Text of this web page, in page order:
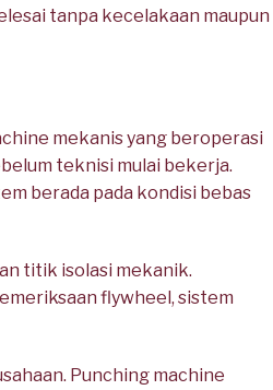
tanpa kecelakaan maupun
mekanis yang beroperasi
teknisi mulai bekerja.
berada pada kondisi bebas
titik isolasi mekanik.
flywheel, sistem
Punching machine